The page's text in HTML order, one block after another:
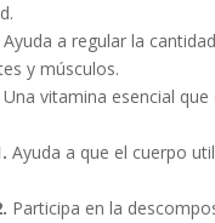
Ayuda a regular la
y músculos.
Una vitamina esencial
Ayuda a que el cuerpo
Participa en la